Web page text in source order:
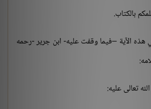
بالكتاب.
الآية –فيما وقفت عليه- ابن جرير -رحمه
تعالى عليه: